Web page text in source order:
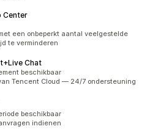
Center
een onbeperkt aantal veelgestelde
te verminderen
Chat
beschikbaar
Tencent Cloud — 24/7 ondersteuning
beschikbaar
indienen